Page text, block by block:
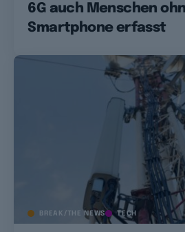
6G auch Menschen
Smartphone erfasst
BREAK/THE NEWS TECH